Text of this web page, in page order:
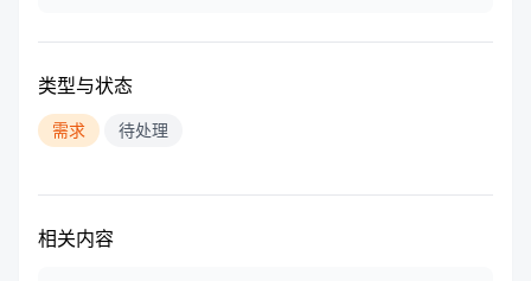
类型与状态
需求 待处理
相关内容